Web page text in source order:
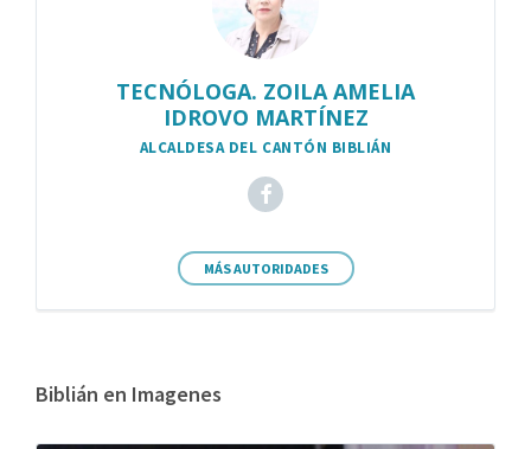
TECNÓLOGA. ZOILA AMELIA
IDROVO MARTÍNEZ
ALCALDESA DEL CANTÓN BIBLIÁN
MÁS AUTORIDADES
Biblián en Imagenes